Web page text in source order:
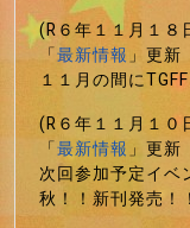
(R６年１１月１８
「最新情報」更新
１１月の間に
(R６年１１月１０
「最新情報」更新
次回参加予定イベ
秋！！新刊発売！！